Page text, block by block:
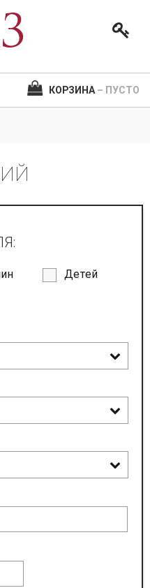
КОРЗИНА – ПУСТО
Детей